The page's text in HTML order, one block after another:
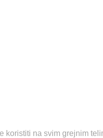
koristiti na svim grejnim